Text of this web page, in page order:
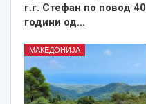
г.г. Стефан по повод 40
години од…
МАКЕДОНИЈА